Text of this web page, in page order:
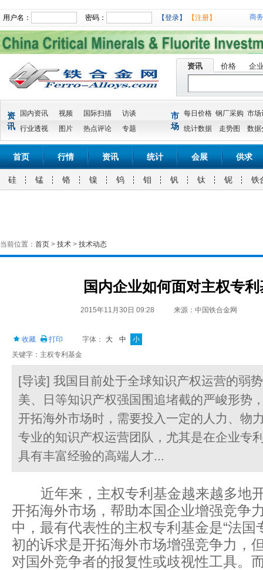
用户名： 密码： 【登录】 【注册】 商
资讯 价格 企
资
讯
国内资讯 视频 国际扫描
访谈
行业透视
图片 热点评论 专题
市
场
每日价格 钢厂采购 市场
统计数据
走势图 数据
首页 行情 资讯 统计 会展 供求
硅 锰 铬 镍 钨 钼 钒 钛 铌 铁
当前位置： 首页 > 技术 > 技术动态
国内企业如何面对主权专
2015年11月30日 09:28 来源：中国铁合金网
收藏 打印 字体： 大 中
小
关键字：主权专利基金
[导读] 我国目前处于全球知识产权运营的弱
美、日等知识产权强国围追堵截的严峻形势
开拓海外市场时，需要投入一定的人力、物
专业的知识产权运营团队，尤其是在企业专
具有丰富经验的高端人才...
近年来，主权专利基金越来越多地
开拓海外市场，帮助本国企业增强竞争
中，最有代表性的主权专利基金是“法国
初的诉求是开拓海外市场增强竞争力，
对国外竞争者的报复性或歧视性工具。